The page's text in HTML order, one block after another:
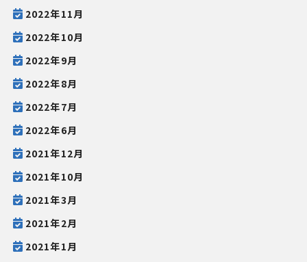
2022年11月
2022年10月
2022年9月
2022年8月
2022年7月
2022年6月
2021年12月
2021年10月
2021年3月
2021年2月
2021年1月